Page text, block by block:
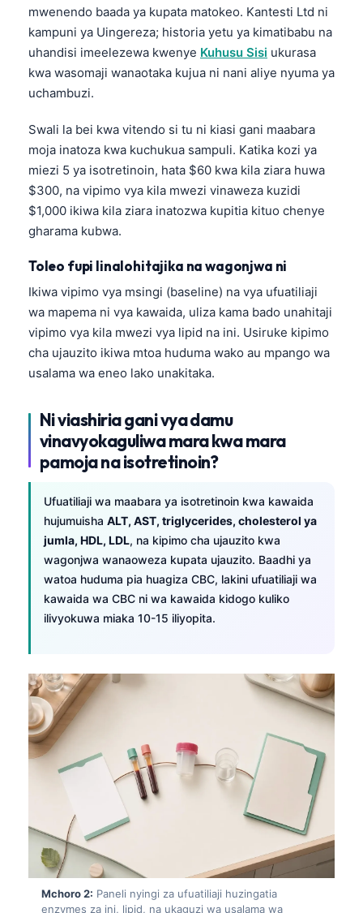
mwenendo baada ya kupata matokeo. Kantesti Ltd ni
kampuni ya Uingereza; historia yetu ya kimatibabu na
uhandisi imeelezewa kwenye Kuhusu Sisi ukurasa
kwa wasomaji wanaotaka kujua ni nani aliye nyuma ya
uchambuzi.
Swali la bei kwa vitendo si tu ni kiasi gani maabara
moja inatoza kwa kuchukua sampuli. Katika kozi ya
miezi 5 ya isotretinoin, hata $60 kwa kila ziara huwa
$300, na vipimo vya kila mwezi vinaweza kuzidi
$1,000 ikiwa kila ziara inatozwa kupitia kituo chenye
gharama kubwa.
Toleo fupi linalohitajika na wagonjwa ni
Ikiwa vipimo vya msingi (baseline) na vya ufuatiliaji
wa mapema ni vya kawaida, uliza kama bado unahitaji
vipimo vya kila mwezi vya lipid na ini. Usiruke kipimo
cha ujauzito ikiwa mtoa huduma wako au mpango wa
usalama wa eneo lako unakitaka.
Ni viashiria gani vya damu
vinavyokaguliwa mara kwa mara
pamoja na isotretinoin?
Ufuatiliaji wa maabara ya isotretinoin kwa kawaida
hujumuisha ALT, AST, triglycerides, cholesterol ya
jumla, HDL, LDL, na kipimo cha ujauzito kwa
wagonjwa wanaoweza kupata ujauzito. Baadhi ya
watoa huduma pia huagiza CBC, lakini ufuatiliaji wa
kawaida wa CBC ni wa kawaida kidogo kuliko
ilivyokuwa miaka 10-15 iliyopita.
Mchoro 2: Paneli nyingi za ufuatiliaji huzingatia
enzymes za ini, lipid, na ukaguzi wa usalama wa